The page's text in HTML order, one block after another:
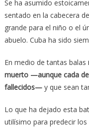
Se ha asumido
sentado en la cabecera
grande para el niño o el
abuelo. Cuba ha sido
En medio de tantas balas
muerto —aunque cada
fallecidos—y que sean
Lo que ha dejado esta
utilísimo para predecir